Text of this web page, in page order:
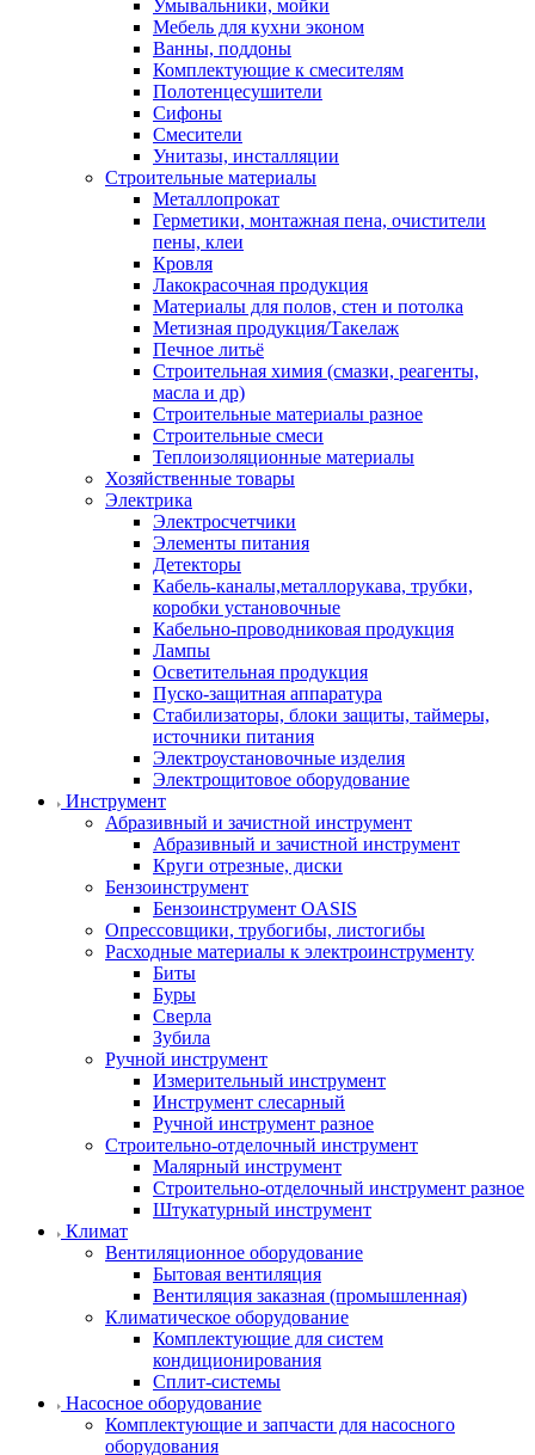
Умывальники, мойки
Мебель для кухни эконом
Ванны, поддоны
Комплектующие к смесителям
Полотенцесушители
Сифоны
Смесители
Унитазы, инсталляции
Строительные материалы
Металлопрокат
Герметики, монтажная пена, очистители
пены, клеи
Кровля
Лакокрасочная продукция
Материалы для полов, стен и потолка
Метизная продукция/Такелаж
Печное литьё
Строительная химия (смазки, реагенты,
масла и др)
Строительные материалы разное
Строительные смеси
Теплоизоляционные материалы
Хозяйственные товары
Электрика
Электросчетчики
Элементы питания
Детекторы
Кабель-каналы,металлорукава, трубки,
коробки установочные
Кабельно-проводниковая продукция
Лампы
Осветительная продукция
Пуско-защитная аппаратура
Стабилизаторы, блоки защиты, таймеры,
источники питания
Электроустановочные изделия
Электрощитовое оборудование
Инструмент
Абразивный и зачистной инструмент
Абразивный и зачистной инструмент
Круги отрезные, диски
Бензоинструмент
Бензоинструмент OASIS
Опрессовщики, трубогибы, листогибы
Расходные материалы к электроинструменту
Биты
Буры
Сверла
Зубила
Ручной инструмент
Измерительный инструмент
Инструмент слесарный
Ручной инструмент разное
Строительно-отделочный инструмент
Малярный инструмент
Строительно-отделочный инструмент разное
Штукатурный инструмент
Климат
Вентиляционное оборудование
Бытовая вентиляция
Вентиляция заказная (промышленная)
Климатическое оборудование
Комплектующие для систем
кондиционирования
Сплит-системы
Насосное оборудование
Комплектующие и запчасти для насосного
оборудования